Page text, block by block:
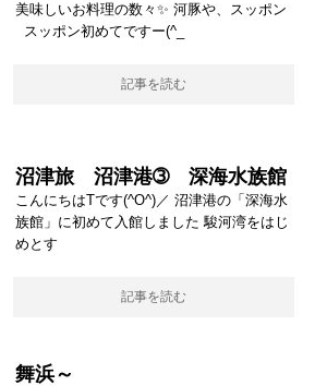
美味しいお料理の数々✨ 河豚や、スッポン
スッポン初めてですー(^_
記事を読む
沼津旅 沼津港➂ 深海水族館
こんにちはTです(^O^)／ 沼津港の「深海水
族館」に初めて入館しました 駿河湾をはじ
めとす
記事を読む
舞浜～